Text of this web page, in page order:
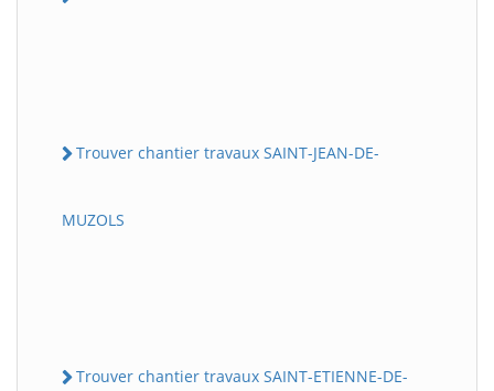
Trouver chantier travaux SAINT-JEAN-DE-
MUZOLS
Trouver chantier travaux SAINT-ETIENNE-DE-